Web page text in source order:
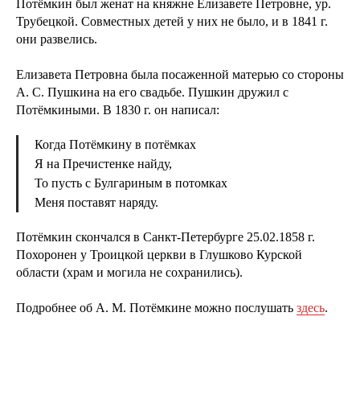
Потёмкин был женат на княжне Елизавете Петровне, ур.
Трубецкой. Совместных детей у них не было, и в 1841 г.
они развелись.
Елизавета Петровна была посаженной матерью со стороны
А. С. Пушкина на его свадьбе. Пушкин дружил с
Потёмкиными. В 1830 г. он написал:
Когда Потёмкину в потёмках
Я на Пречистенке найду,
То пусть с Булгариным в потомках
Меня поставят наряду.
Потёмкин скончался в Санкт-Петербурге 25.02.1858 г.
Похоронен у Троицкой церкви в Глушково Курской
области (храм и могила не сохранились).
Подробнее об А. М. Потёмкине можно послушать здесь.